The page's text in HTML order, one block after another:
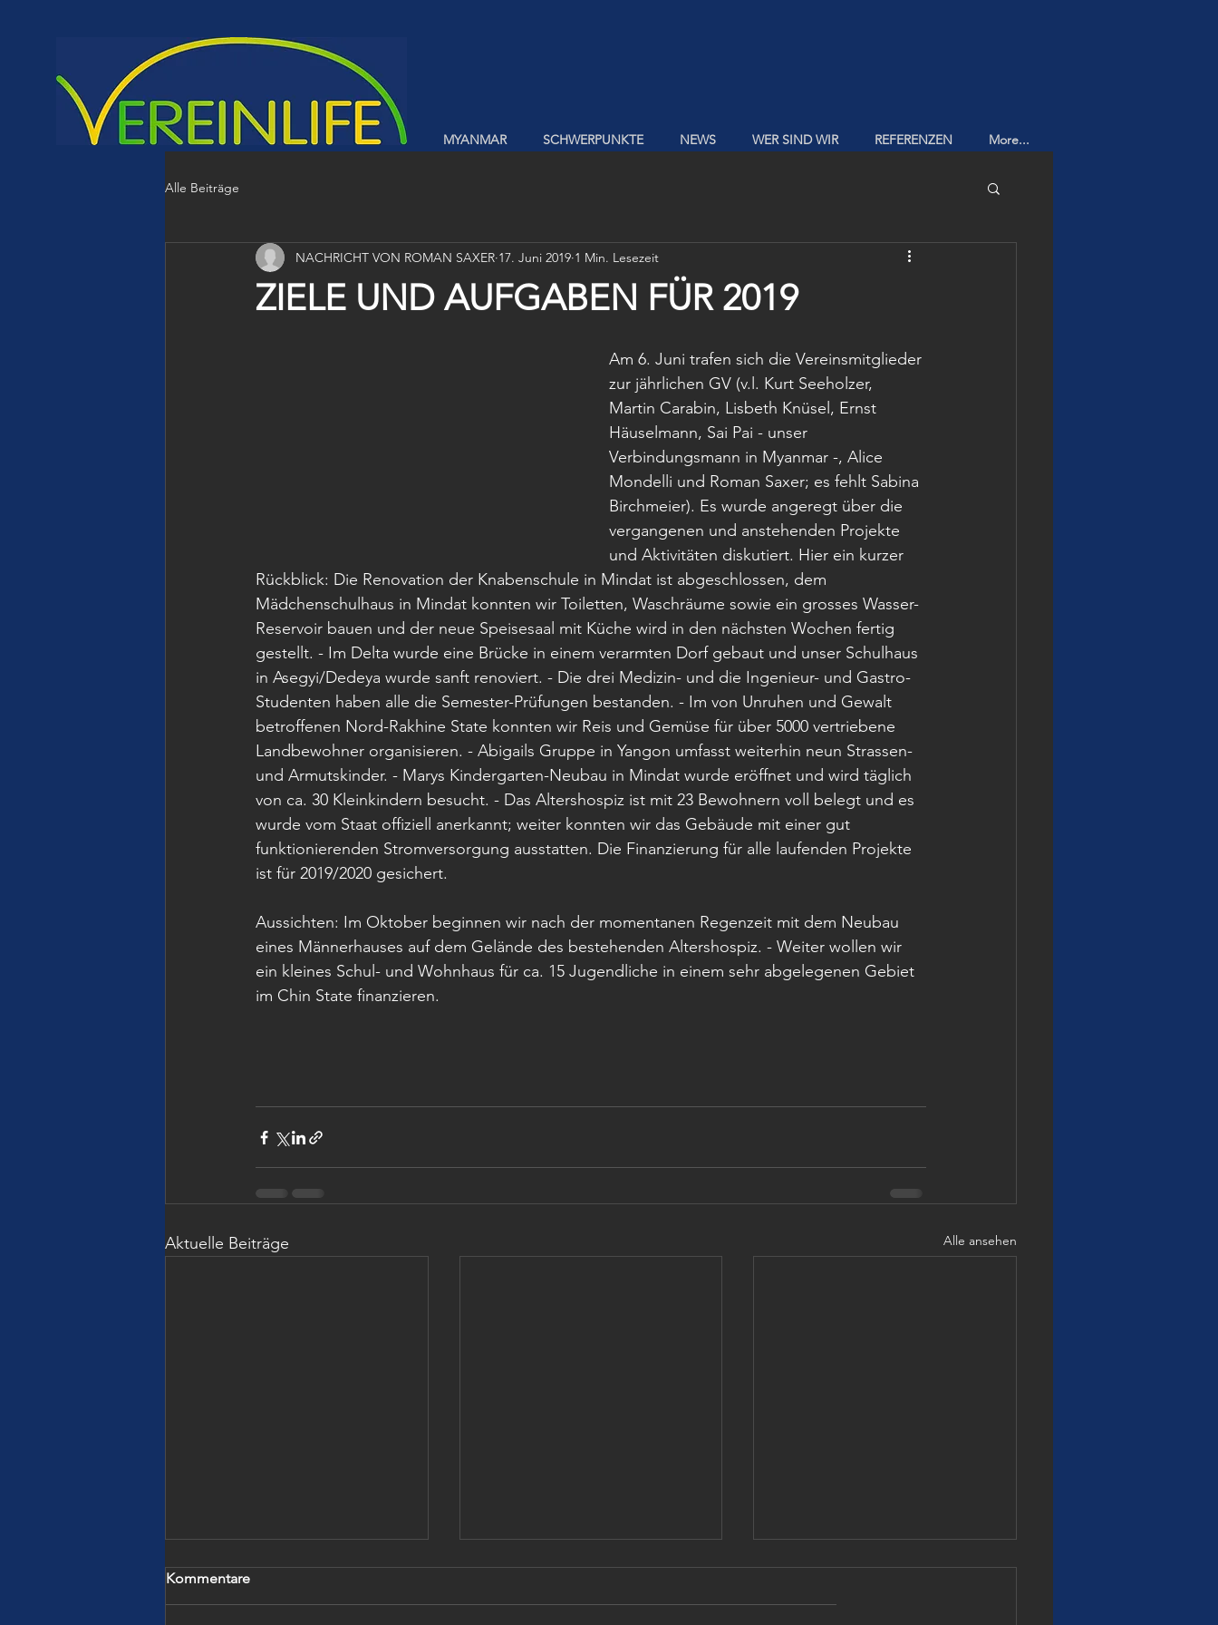
MYANMAR SCHWERPUNKTE NEWS WER SIND WIR REFERENZEN More...
Alle Beiträge
ZIELE UND AUFGABEN FÜR 2019
NACHRICHT VON ROMAN SAXER 17. Juni 2019 1 Min. Lesezeit
Am 6. Juni trafen sich die Vereinsmitglieder
zur jährlichen GV (v.l. Kurt Seeholzer,
Martin Carabin, Lisbeth Knüsel, Ernst
Häuselmann, Sai Pai - unser
Verbindungsmann in Myanmar -, Alice
Mondelli und Roman Saxer; es fehlt Sabina
Birchmeier). Es wurde angeregt über die
vergangenen und anstehenden Projekte
und Aktivitäten diskutiert. Hier ein kurzer
Rückblick: Die Renovation der Knabenschule in Mindat ist abgeschlossen, dem
Mädchenschulhaus in Mindat konnten wir Toiletten, Waschräume sowie ein grosses Wasser-
Reservoir bauen und der neue Speisesaal mit Küche wird in den nächsten Wochen fertig
gestellt. - Im Delta wurde eine Brücke in einem verarmten Dorf gebaut und unser Schulhaus
in Asegyi/Dedeya wurde sanft renoviert. - Die drei Medizin- und die Ingenieur- und Gastro-
Studenten haben alle die Semester-Prüfungen bestanden. - Im von Unruhen und Gewalt
betroffenen Nord-Rakhine State konnten wir Reis und Gemüse für über 5000 vertriebene
Landbewohner organisieren. - Abigails Gruppe in Yangon umfasst weiterhin neun Strassen-
und Armutskinder. - Marys Kindergarten-Neubau in Mindat wurde eröffnet und wird täglich
von ca. 30 Kleinkindern besucht. - Das Altershospiz ist mit 23 Bewohnern voll belegt und es
wurde vom Staat offiziell anerkannt; weiter konnten wir das Gebäude mit einer gut
funktionierenden Stromversorgung ausstatten. Die Finanzierung für alle laufenden Projekte
ist für 2019/2020 gesichert.
Aussichten: Im Oktober beginnen wir nach der momentanen Regenzeit mit dem Neubau
eines Männerhauses auf dem Gelände des bestehenden Altershospiz. - Weiter wollen wir
ein kleines Schul- und Wohnhaus für ca. 15 Jugendliche in einem sehr abgelegenen Gebiet
im Chin State finanzieren.
Aktuelle Beiträge Alle ansehen
Kommentare